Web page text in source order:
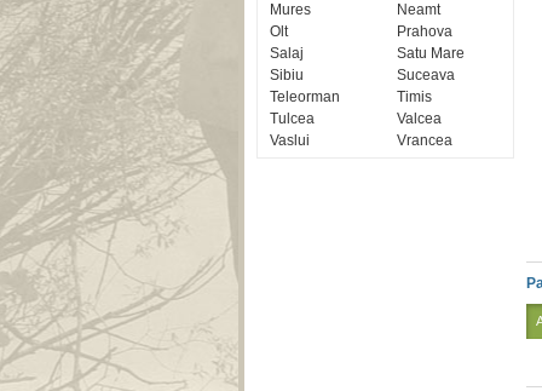
Mures
Neamt
Olt
Prahova
Salaj
Satu Mare
Sibiu
Suceava
Teleorman
Timis
Tulcea
Valcea
Vaslui
Vrancea